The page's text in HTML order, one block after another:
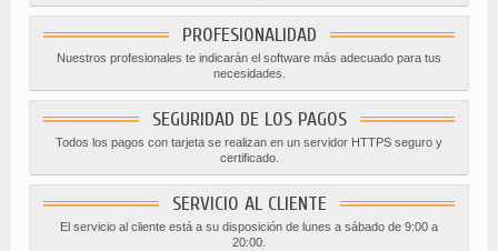
PROFESIONALIDAD
Nuestros profesionales te indicarán el software más adecuado para tus
necesidades.
SEGURIDAD DE LOS PAGOS
Todos los pagos con tarjeta se realizan en un servidor HTTPS seguro y
certificado.
SERVICIO AL CLIENTE
El servicio al cliente está a su disposición de lunes a sábado de 9:00 a
20:00.